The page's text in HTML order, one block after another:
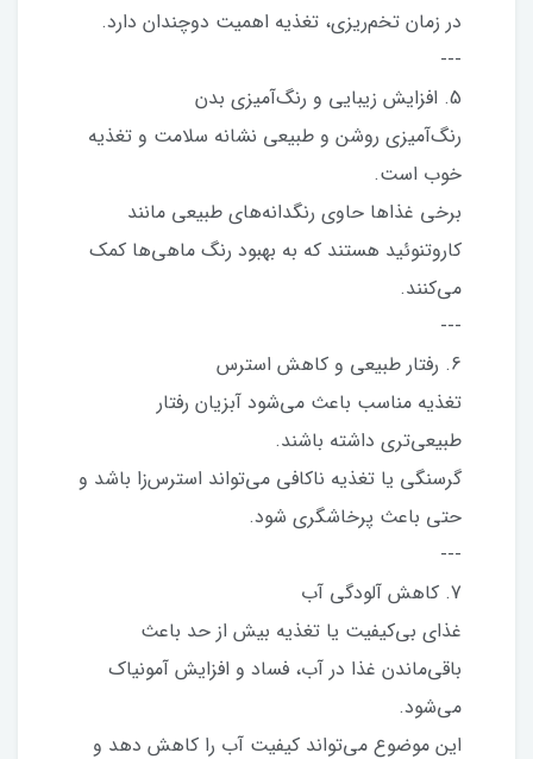
در زمان تخم‌ریزی، تغذیه اهمیت دوچندان دارد.
---
5. افزایش زیبایی و رنگ‌آمیزی بدن
رنگ‌آمیزی روشن و طبیعی نشانه سلامت و تغذیه
خوب است.
برخی غذاها حاوی رنگدانه‌های طبیعی مانند
کاروتنوئید هستند که به بهبود رنگ ماهی‌ها کمک
می‌کنند.
---
6. رفتار طبیعی و کاهش استرس
تغذیه مناسب باعث می‌شود آبزیان رفتار
طبیعی‌تری داشته باشند.
گرسنگی یا تغذیه ناکافی می‌تواند استرس‌زا باشد و
حتی باعث پرخاشگری شود.
---
7. کاهش آلودگی آب
غذای بی‌کیفیت یا تغذیه بیش از حد باعث
باقی‌ماندن غذا در آب، فساد و افزایش آمونیاک
می‌شود.
این موضوع می‌تواند کیفیت آب را کاهش دهد و